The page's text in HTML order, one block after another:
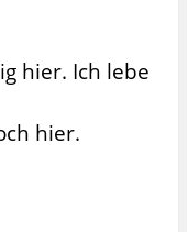
hier. Ich lebe
hier.